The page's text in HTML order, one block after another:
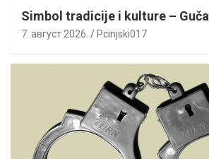
Simbol tradicije i kulture – Guča
7. август 2026. Pcinjski017